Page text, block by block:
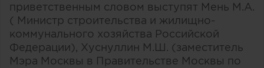
приветственным словом выступят Мень М.А.
( Министр строительства и жилищно-
коммунального хозяйства Российской
Федерации), Хуснуллин М.Ш. (заместитель
Мэра Москвы в Правительстве Москвы по